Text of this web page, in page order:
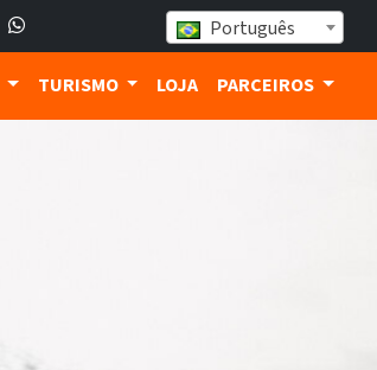
Português
TURISMO LOJA PARCEIROS